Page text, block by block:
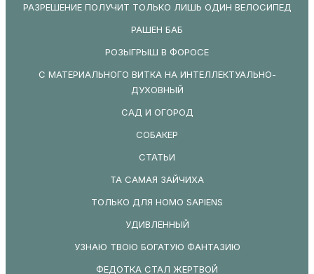
РАЗРЕШЕНИЕ ПОЛУЧИТ ТОЛЬКО ЛИШЬ ОДИН ВЕЛОСИПЕД
РАШЕН БАБ
РОЗЫГРЫШ В ФОРОСЕ
С МАТЕРИАЛЬНОГО ВИТКА НА ИНТЕЛЛЕКТУАЛЬНО-
ДУХОВНЫЙ
САД И ОГОРОД
СОБАКЕР
СТАТЬИ
ТА САМАЯ ЗАЙЧИХА
ТОЛЬКО ДЛЯ HOMO SAPIENS
УДИВЛЕННЫЙ
УЗНАЮ ТВОЮ БОГАТУЮ ФАНТАЗИЮ
ФЕДОТКА СТАЛ ЖЕРТВОЙ